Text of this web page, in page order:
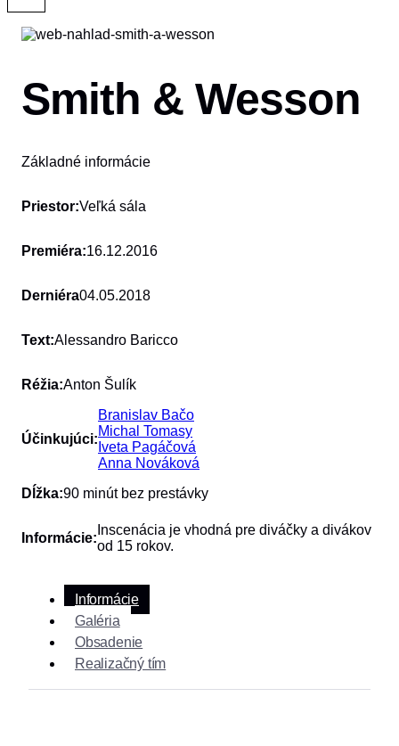
Smith & Wesson
Základné informácie
Priestor:Veľká sála
Premiéra:16.12.2016
Derniéra04.05.2018
Text:Alessandro Baricco
Réžia:Anton Šulík
Účinkujúci:
Branislav Bačo
Michal Tomasy
Iveta Pagáčová
Anna Nováková
Dĺžka:90 minút bez prestávky
Informácie:
Inscenácia je vhodná pre diváčky a divákov
od 15 rokov.
Informácie
Galéria
Obsadenie
Realizačný tím